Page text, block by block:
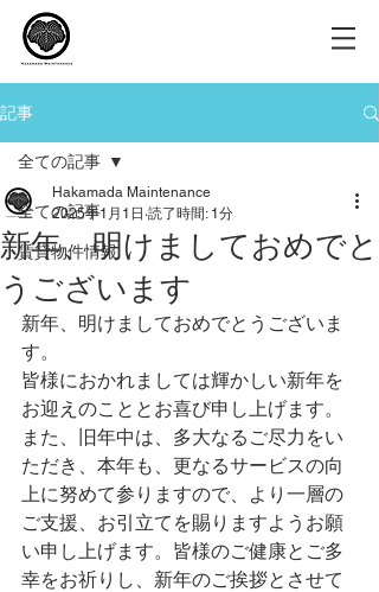
記事
全ての記事
賃貸物件情報
全ての記事
新年、明けましておめでと
うございます
Hakamada Maintenance
2025年1月1日 読了時間: 1分
新年、明けましておめでとうございま
す。
皆様におかれましては輝かしい新年を
お迎えのこととお喜び申し上げます。
また、旧年中は、多大なるご尽力をい
ただき、本年も、更なるサービスの向
上に努めて参りますので、より一層の
ご支援、お引立てを賜りますようお願
い申し上げます。皆様のご健康とご多
幸をお祈りし、新年のご挨拶とさせて